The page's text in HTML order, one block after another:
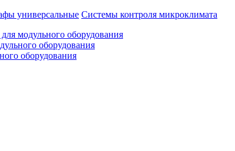
универсальные Системы контроля микроклимата
модульного оборудования
оборудования
оборудования